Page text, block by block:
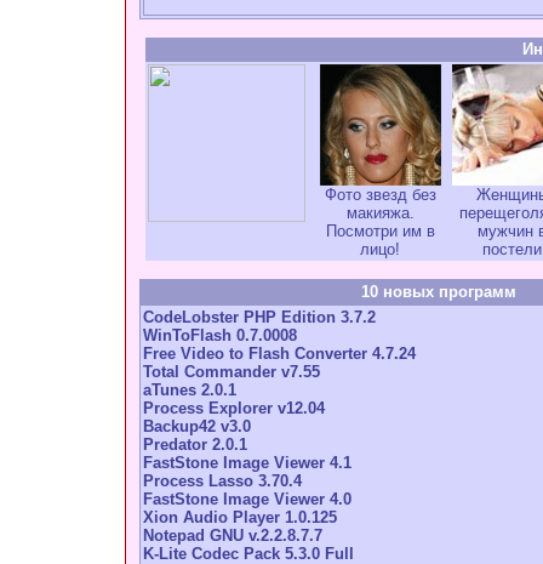
Фото звезд без
макияжа.
Посмотри им в
лицо!
мужчин
постели
10 новых программ
CodeLobster PHP Edition 3.7.2
WinToFlash 0.7.0008
Free Video to Flash Converter 4.7.24
Total Commander v7.55
aTunes 2.0.1
Process Explorer v12.04
Backup42 v3.0
Predator 2.0.1
FastStone Image Viewer 4.1
Process Lasso 3.70.4
FastStone Image Viewer 4.0
Xion Audio Player 1.0.125
Notepad GNU v.2.2.8.7.7
K-Lite Codec Pack 5.3.0 Full